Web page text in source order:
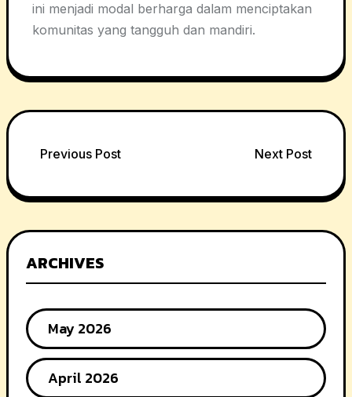
ini menjadi modal berharga dalam menciptakan
komunitas yang tangguh dan mandiri.
Post
navigation
Previous Post Next Post
ARCHIVES
May 2026
April 2026